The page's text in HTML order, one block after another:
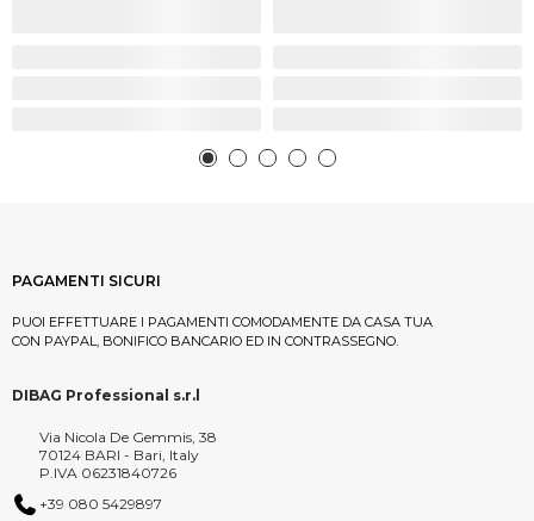
PAGAMENTI SICURI
PUOI EFFETTUARE I PAGAMENTI COMODAMENTE DA CASA TUA
CON PAYPAL, BONIFICO BANCARIO ED IN CONTRASSEGNO.
DIBAG Professional s.r.l
Via Nicola De Gemmis, 38
70124 BARI - Bari, Italy
P.IVA 06231840726
+39 080 5429897